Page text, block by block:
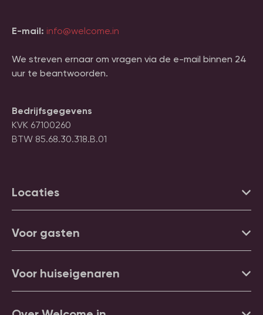
E-mail: info@welcome.in
We streven ernaar om vragen via de e-mail binnen 24
uur te beantwoorden.
Bedrijfsgegevens
KVK 67100260
BTW 85.68.30.318.B.01
Locaties
Voor gasten
Voor huiseigenaren